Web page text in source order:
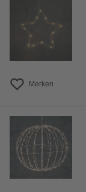
Merken